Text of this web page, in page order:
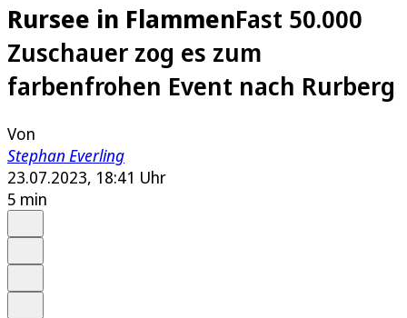
Rursee in FlammenFast 50.000
Zuschauer zog es zum
farbenfrohen Event nach Rurberg
Von
Stephan Everling
23.07.2023, 18:41 Uhr
5 min